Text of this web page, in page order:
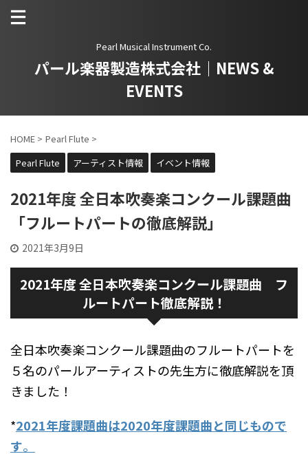
Pearl Musical Instrument Co.
パール楽器製造株式会社｜NEWS &
EVENTS
HOME > Pearl Flute >
Pearl Flute
アーティスト情報 イベント情報
2021年度 全日本吹奏楽コンクール課題曲
「フルートパートの徹底解説」
2021年3月9日
2021年度 全日本吹奏楽コンクール課題曲 フ
ルートパート徹底解説！
全日本吹奏楽コンクール課題曲のフルートパートを
５名のパールアーティストの先生方に徹底解説を頂
きました！
*2021年度課題曲は2020年度課題曲と同じもので
す。